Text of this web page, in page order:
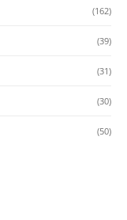
(162)
(39)
(31)
(30)
(50)